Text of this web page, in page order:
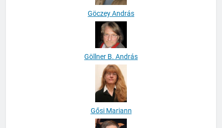
Göczey András
Göllner B. András
Gősi Mariann